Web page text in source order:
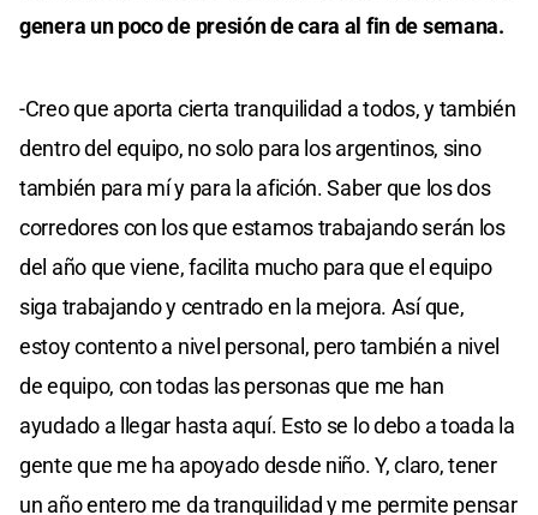
genera un poco de presión de cara al fin de semana.
-Creo que aporta cierta tranquilidad a todos, y también
dentro del equipo, no solo para los argentinos, sino
también para mí y para la afición. Saber que los dos
corredores con los que estamos trabajando serán los
del año que viene, facilita mucho para que el equipo
siga trabajando y centrado en la mejora. Así que,
estoy contento a nivel personal, pero también a nivel
de equipo, con todas las personas que me han
ayudado a llegar hasta aquí. Esto se lo debo a toada la
gente que me ha apoyado desde niño. Y, claro, tener
un año entero me da tranquilidad y me permite pensar